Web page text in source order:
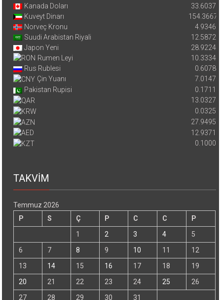
Kanada Doları
33.6037
Kuveyt Dinarı
154.3667
Norveç Kronu
4.9346
Suudi Arabistan Riyali
12.5872
Japon Yeni
28.9224
Rumen Leyi
10.3334
Rus Rublesi
0.6078
Çin Yuanı
7.0147
Pakistan Rupisi
0.1711
13.0327
0.0325
27.9495
12.9371
0.1000
TAKVİM
Temmuz 2026
P
S Ç P C C
P
1
2 3 4
5
6
7 8 9 10 11
12
13
14 15 16 17 18
19
20
21 22 23 24 25
26
27
28 29 30 31